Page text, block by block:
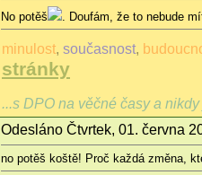
No potěš . Doufám, že to nebude
minulost, současnost,
stránky
...s DPO na věčné časy a
Odesláno Čtvrtek, 01. června
no potěš koště! Proč každá změna,